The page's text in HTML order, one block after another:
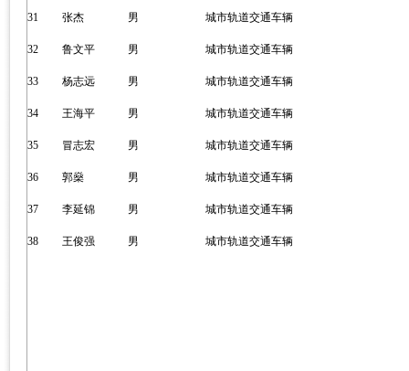
31 张杰 男 城市轨道交通车辆
32 鲁文平 男 城市轨道交通车辆
33 杨志远 男 城市轨道交通车辆
34 王海平 男 城市轨道交通车辆
35 冒志宏 男 城市轨道交通车辆
36 郭燊 男 城市轨道交通车辆
37 李延锦 男 城市轨道交通车辆
38 王俊强 男 城市轨道交通车辆